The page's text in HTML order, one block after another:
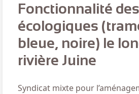
Fonctionnalité
écologiques
bleue, noire) le
rivière Juine
Syndicat mixte pour